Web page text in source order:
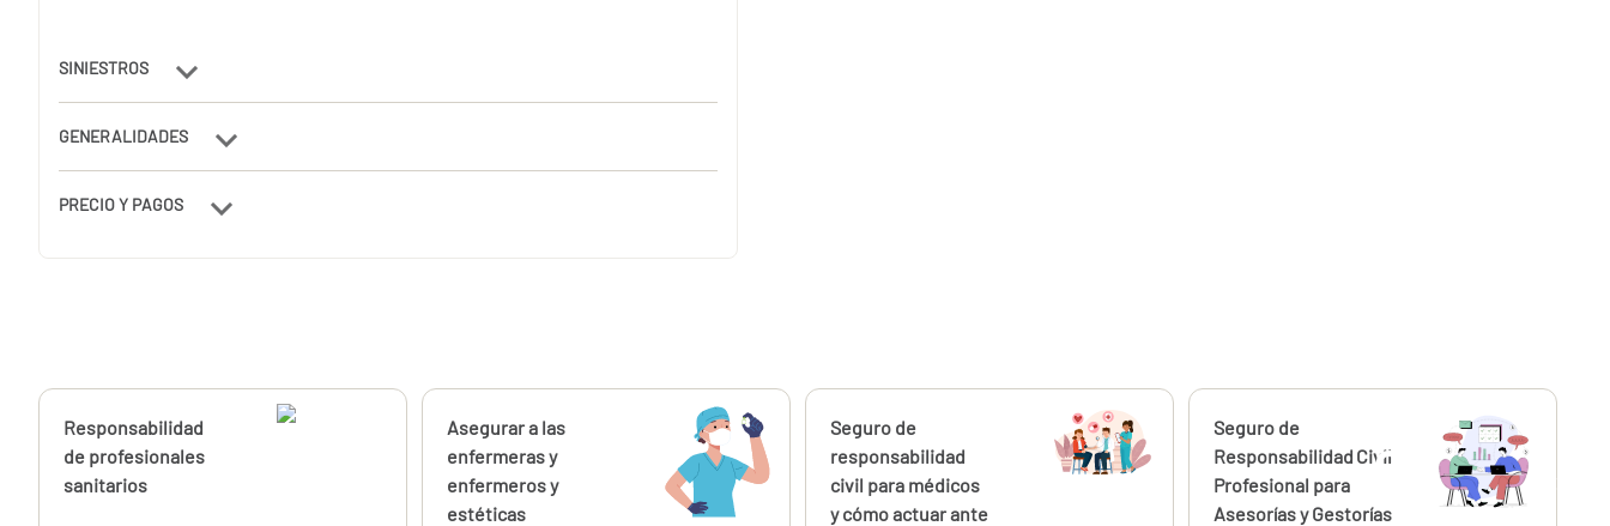
SINIESTROS
GENERALIDADES
PRECIO Y PAGOS
Calcúlalo ahora
Responsabilidad
de profesionales
sanitarios
Calcúlalo ahora
Asegurar a las
enfermeras y
enfermeros y
estéticas
176,16€
Calcúlalo ahora
Seguro de
responsabilidad
civil para médicos
y cómo actuar ante
28,57 €
Calcúlalo ahora
Seguro de
Responsabilidad Civil
Profesional para
Asesorías y Gestorías
999,99